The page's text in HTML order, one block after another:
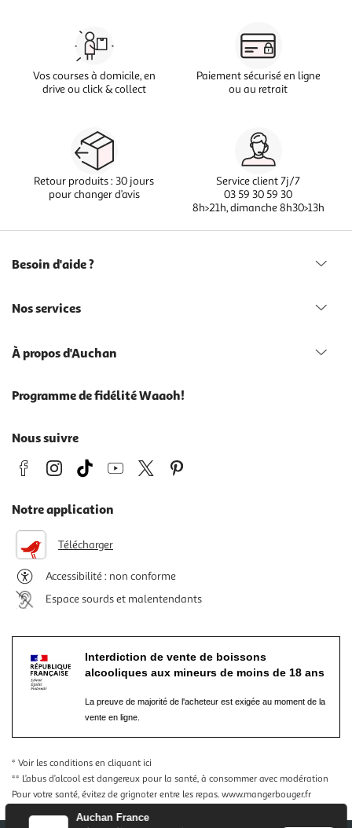
Auchan France
Vos courses à domicile, en
drive ou click & collect
Paiement sécurisé en ligne
ou au retrait
Retour produits : 30 jours
pour changer d’avis
Service client 7j/7
03 59 30 59 30
8h>21h, dimanche 8h30>13h
Besoin d'aide ?
Nos services
À propos d'Auchan
Programme de fidélité Waaoh!
Nous suivre
Notre application
Télécharger
Accessibilité : non conforme
Espace sourds et malentendants
Interdiction de vente de boissons
alcooliques aux mineurs de moins de 18 ans
La preuve de majorité de l'acheteur est exigée au moment de la
vente en ligne.
* Voir les conditions en cliquant ici
** L’abus d’alcool est dangereux pour la santé, à consommer avec modération
Pour votre santé, évitez de grignoter entre les repas. www.mangerbouger.fr